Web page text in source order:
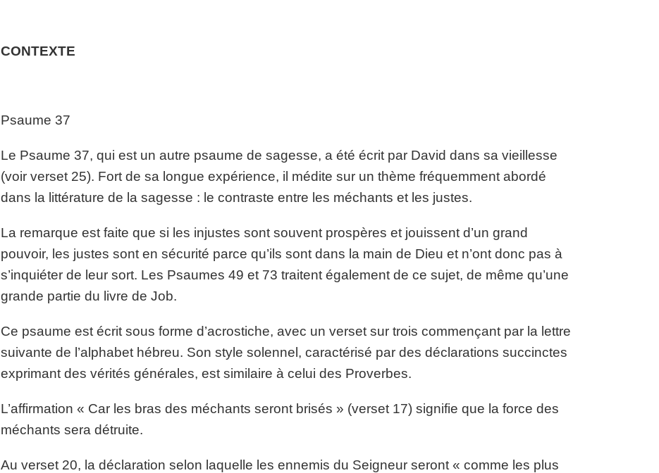
CONTEXTE
Psaume 37
Le Psaume 37, qui est un autre psaume de sagesse, a été écrit par David dans sa vieillesse
(voir verset 25). Fort de sa longue expérience, il médite sur un thème fréquemment abordé
dans la littérature de la sagesse : le contraste entre les méchants et les justes.
La remarque est faite que si les injustes sont souvent prospères et jouissent d’un grand
pouvoir, les justes sont en sécurité parce qu’ils sont dans la main de Dieu et n’ont donc pas à
s’inquiéter de leur sort. Les Psaumes 49 et 73 traitent également de ce sujet, de même qu’une
grande partie du livre de Job.
Ce psaume est écrit sous forme d’acrostiche, avec un verset sur trois commençant par la lettre
suivante de l’alphabet hébreu. Son style solennel, caractérisé par des déclarations succinctes
exprimant des vérités générales, est similaire à celui des Proverbes.
L’affirmation « Car les bras des méchants seront brisés » (verset 17) signifie que la force des
méchants sera détruite.
Au verset 20, la déclaration selon laquelle les ennemis du Seigneur seront « comme les plus